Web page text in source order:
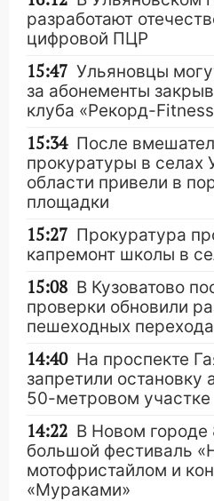
разработают
цифровой ПЦР
15:47 Ульяновцы
за абонементы
клуба «Рекорд-
15:34 После
прокуратуры в селах
области привели в
площадки
15:27 Прокуратура
капремонт школы в
15:08 В Кузоватово
проверки обновили
пешеходных
14:40 На проспекте
запретили остановку
50-метровом участке
14:22 В Новом городе
большой фестиваль
мотофристайлом и
«Мураками»